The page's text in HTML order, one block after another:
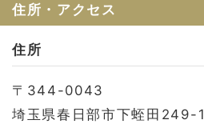
住所・アクセス
住所
〒344-0043
埼玉県春日部市下蛭田249-1